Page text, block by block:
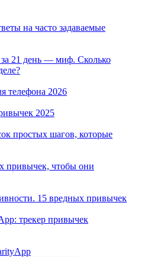
на часто задаваемые
21 день — миф. Сколько
телефона 2026
2025
простых шагов, которые
привычек, чтобы они
15 вредных привычек
трекер привычек